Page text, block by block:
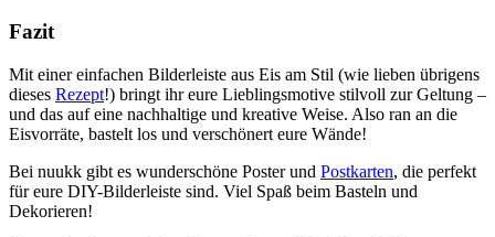
Fazit
Mit einer einfachen Bilderleiste aus Eis am Stil (wie lieben übrigens
dieses Rezept!) bringt ihr eure Lieblingsmotive stilvoll zur Geltung –
und das auf eine nachhaltige und kreative Weise. Also ran an die
Eisvorräte, bastelt los und verschönert eure Wände!
Bei nuukk gibt es wunderschöne Poster und Postkarten, die perfekt
für eure DIY-Bilderleiste sind. Viel Spaß beim Basteln und
Dekorieren!